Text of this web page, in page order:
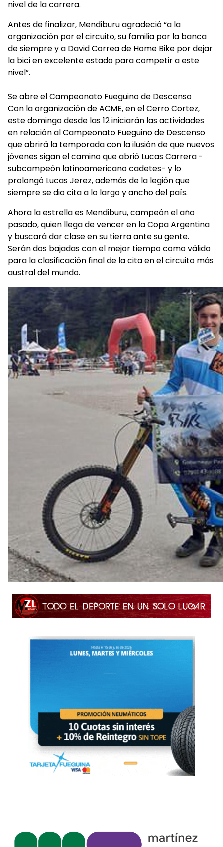
nivel de la carrera.
Antes de finalizar, Mendiburu agradeció “a la
organización por el circuito, su familia por la banca
de siempre y a David Correa de Home Bike por dejar
la bici en excelente estado para competir a este
nivel”.
Se abre el Campeonato Fueguino de Descenso
Con la organización de ACME, en el Cerro Cortez,
este domingo desde las 12 iniciarán las actividades
en relación al Campeonato Fueguino de Descenso
que abrirá la temporada con la ilusión de que nuevos
jóvenes sigan el camino que abrió Lucas Carrera -
subcampeón latinoamericano cadetes- y lo
prolongó Lucas Jerez, además de la legión que
siempre se dio cita a lo largo y ancho del país.
Ahora la estrella es Mendiburu, campeón el año
pasado, quien llega de vencer en la Copa Argentina
y buscará dar clase en su tierra ante su gente.
Serán dos bajadas con el mejor tiempo como válido
para la clasificación final de la cita en el circuito más
austral del mundo.